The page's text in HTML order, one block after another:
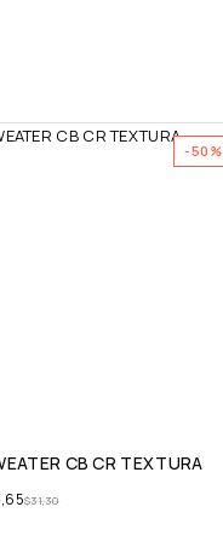
-50%
CB CR TEXTURA
$31,30